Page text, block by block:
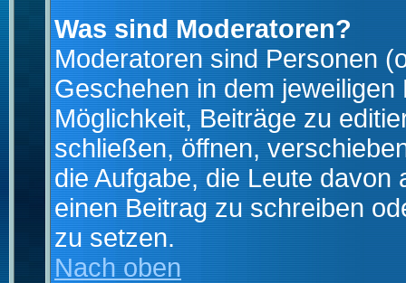
Was sind Moderatoren?
Moderatoren sind Personen
Geschehen in dem
Möglichkeit, Beiträge zu
schließen, öffnen,
die Aufgabe, die Leute
einen Beitrag zu schreiben
zu setzen.
Nach oben